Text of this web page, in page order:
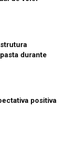
durante
positiva